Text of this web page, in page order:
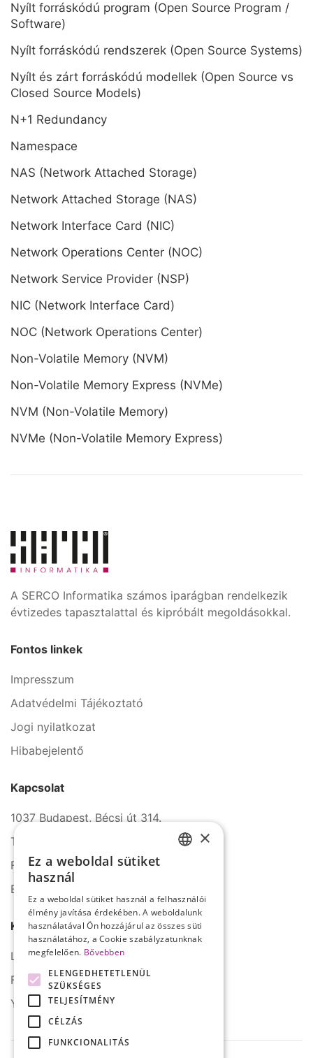
Nyílt forráskódú program (Open Source Program /
Software)
Nyílt forráskódú rendszerek (Open Source Systems)
Nyílt és zárt forráskódú modellek (Open Source vs
Closed Source Models)
N+1 Redundancy
Namespace
NAS (Network Attached Storage)
Network Attached Storage (NAS)
Network Interface Card (NIC)
Network Operations Center (NOC)
Network Service Provider (NSP)
NIC (Network Interface Card)
NOC (Network Operations Center)
Non-Volatile Memory (NVM)
Non-Volatile Memory Express (NVMe)
NVM (Non-Volatile Memory)
NVMe (Non-Volatile Memory Express)
A SERCO Informatika számos iparágban rendelkezik
évtizedes tapasztalattal és kipróbált megoldásokkal.
Fontos linkek
Impresszum
Adatvédelmi Tájékoztató
Jogi nyilatkozat
Hibabejelentő
Kapcsolat
1037 Budapest, Bécsi út 314.
Tel.: +36 1 272 2140
Fax: +36 1 272 2150
E-mail: info@serco.hu
Kövessen minket
LinkedIn
Facebook
YouTube
×
Ez a weboldal sütiket
használ
Ez a weboldal sütiket használ a felhasználói
élmény javítása érdekében. A weboldalunk
használatával Ön hozzájárul az összes süti
használatához, a Cookie szabályzatunknak
megfelelően. Bővebben
ELENGEDHETETLENÜL
SZÜKSÉGES
TELJESÍTMÉNY
CÉLZÁS
FUNKCIONALITÁS